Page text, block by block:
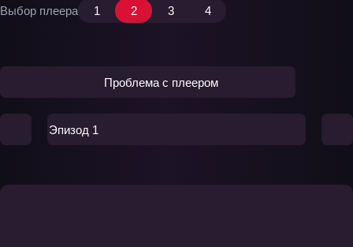
Выбор плеера 1 2 3 4
Проблема с плеером
Эпизод 1